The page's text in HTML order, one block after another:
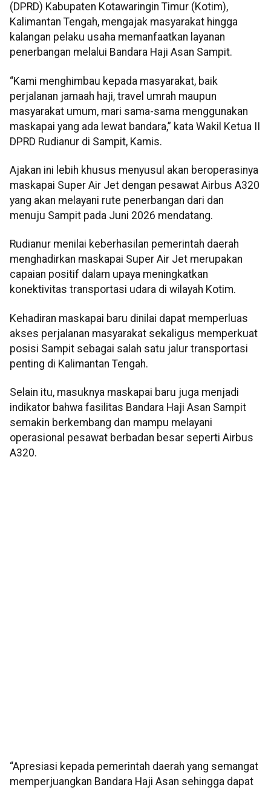
(DPRD) Kabupaten Kotawaringin Timur (Kotim),
Kalimantan Tengah, mengajak masyarakat hingga
kalangan pelaku usaha memanfaatkan layanan
penerbangan melalui Bandara Haji Asan Sampit.
“Kami menghimbau kepada masyarakat, baik
perjalanan jamaah haji, travel umrah maupun
masyarakat umum, mari sama-sama menggunakan
maskapai yang ada lewat bandara,” kata Wakil Ketua II
DPRD Rudianur di Sampit, Kamis.
Ajakan ini lebih khusus menyusul akan beroperasinya
maskapai Super Air Jet dengan pesawat Airbus A320
yang akan melayani rute penerbangan dari dan
menuju Sampit pada Juni 2026 mendatang.
Rudianur menilai keberhasilan pemerintah daerah
menghadirkan maskapai Super Air Jet merupakan
capaian positif dalam upaya meningkatkan
konektivitas transportasi udara di wilayah Kotim.
Kehadiran maskapai baru dinilai dapat memperluas
akses perjalanan masyarakat sekaligus memperkuat
posisi Sampit sebagai salah satu jalur transportasi
penting di Kalimantan Tengah.
Selain itu, masuknya maskapai baru juga menjadi
indikator bahwa fasilitas Bandara Haji Asan Sampit
semakin berkembang dan mampu melayani
operasional pesawat berbadan besar seperti Airbus
A320.
“Apresiasi kepada pemerintah daerah yang semangat
memperjuangkan Bandara Haji Asan sehingga dapat